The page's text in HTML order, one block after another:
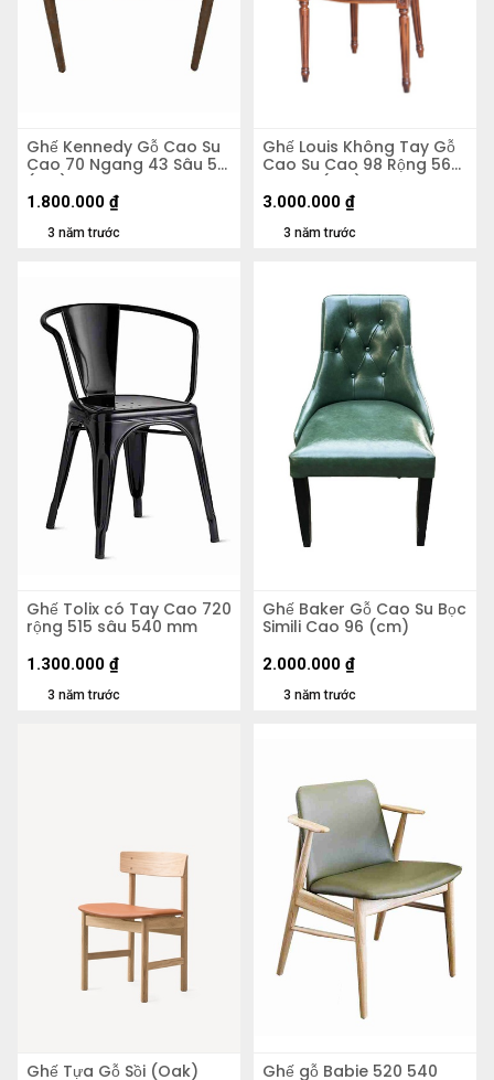
Ghế Kennedy Gỗ Cao Su
Cao 70 Ngang 43 Sâu 54
(cm)
3 năm trước
1.800.000 ₫
Ghế Louis Không Tay Gỗ
Cao Su Cao 98 Rộng 56
Sâu 62 (cm)
3 năm trước
3.000.000 ₫
Ghế Tolix có Tay Cao 720
rộng 515 sâu 540 mm
3 năm trước
1.300.000 ₫
Ghế Baker Gỗ Cao Su Bọc
Simili Cao 96 (cm)
3 năm trước
2.000.000 ₫
Ghế Tựa Gỗ Sồi (Oak)
Ghế gỗ Babie 520 540